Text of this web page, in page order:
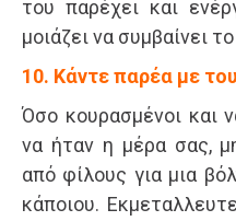
του παρέχει και
μοιάζει να συμβαίνει
10. Κάντε παρέα με
Όσο κουρασμένοι και
να ήταν η μέρα σας,
από φίλους για μια
κάποιου.